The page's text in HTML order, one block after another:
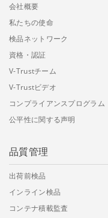
会社概要
私たちの使命
検品ネットワーク
資格・認証
V-Trustチーム
V-Trustビデオ
コンプライアンスプログラム
公平性に関する声明
品質管理
出荷前検品
インライン検品
コンテナ積載監査